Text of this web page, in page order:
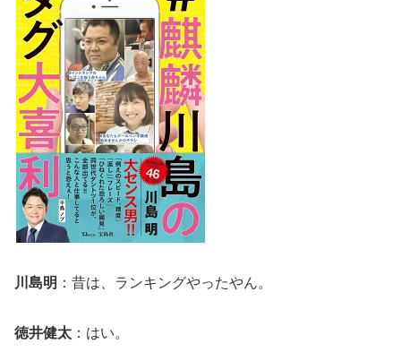
川島明 ：昔は、ランキングやったやん。
徳井健太 ：はい。